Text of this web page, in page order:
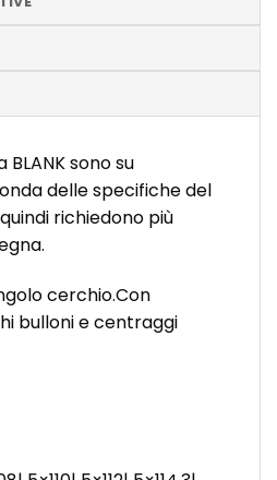
sono su
delle specifiche del
richiedono più
cerchio.Con
bulloni e centraggi